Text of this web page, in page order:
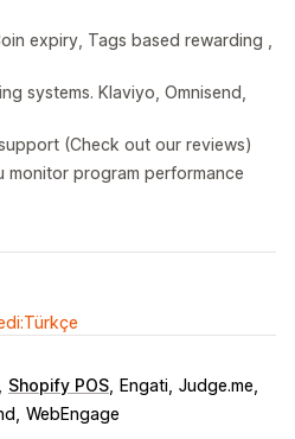
expiry, Tags based rewarding ,
systems. Klaviyo, Omnisend,
(Check out our reviews)
monitor program performance
Shopify POS Engati Judge.me
WebEngage